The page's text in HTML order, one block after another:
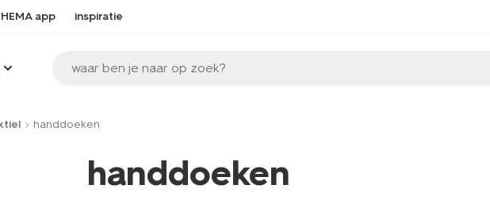
HEMA app inspiratie
waar ben je naar op zoek?
handdoeken
handdoeken